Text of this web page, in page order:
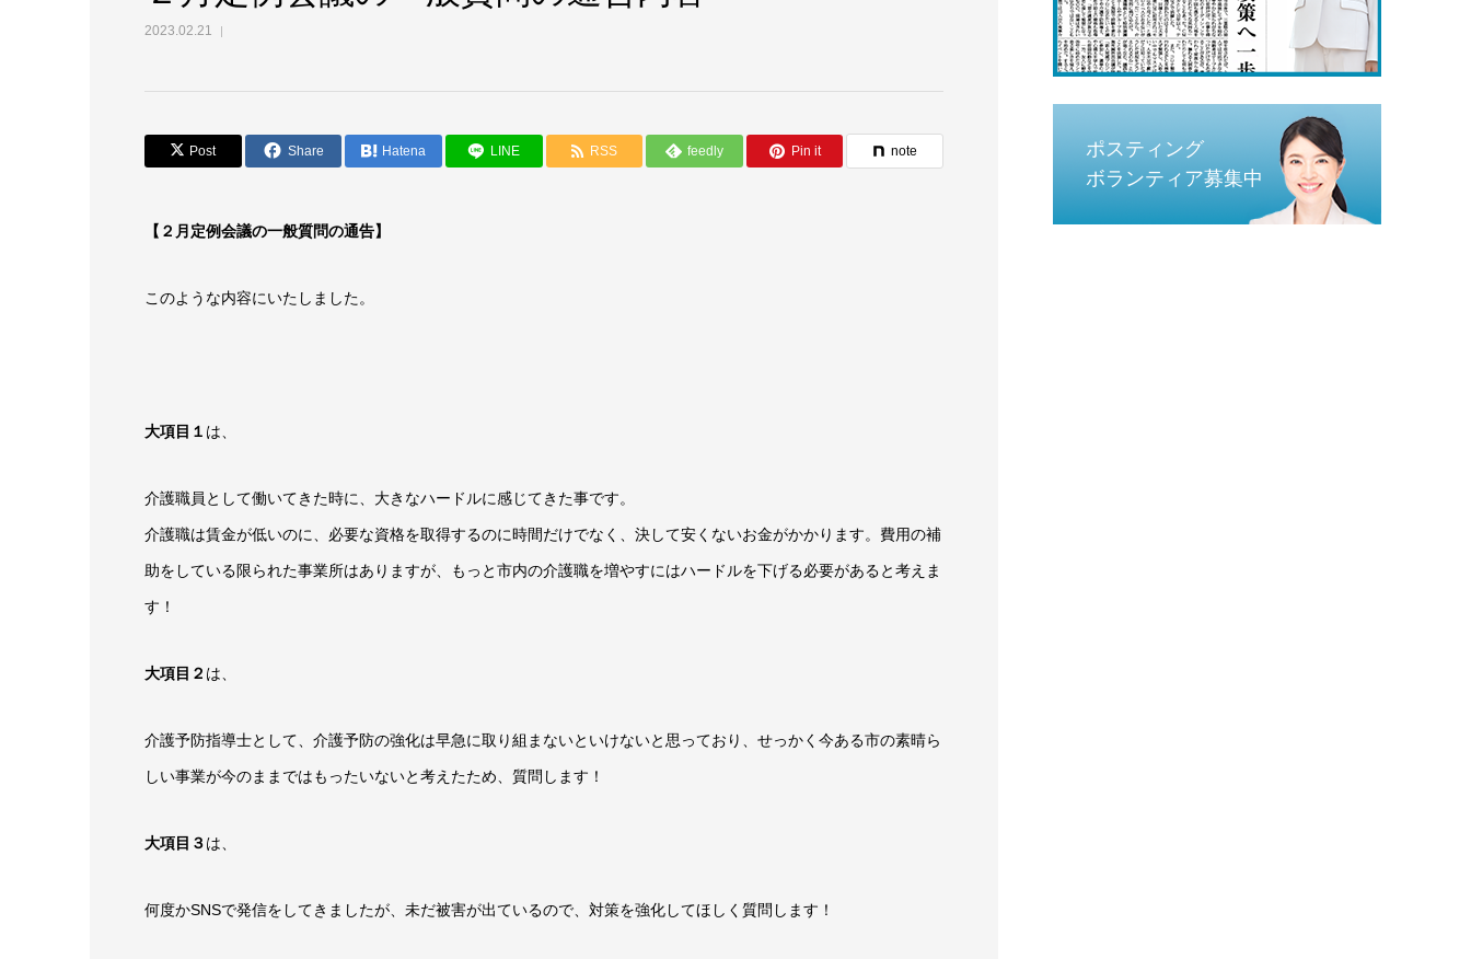
2023.02.21
Post Share Hatena LINE RSS feedly Pin it note
【２月定例会議の一般質問の通告】
このような内容にいたしました。
大項目１ は、
介護職員として働いてきた時に、大きなハードルに感じてきた事です。
介護職は賃金が低いのに、必要な資格を取得するのに時間だけでなく、決して安くないお金がかかります。費用の補
助をしている限られた事業所はありますが、もっと市内の介護職を増やすにはハードルを下げる必要があると考えま
す！
大項目２ は、
介護予防指導士として、介護予防の強化は早急に取り組まないといけないと思っており、せっかく今ある市の素晴ら
しい事業が今のままではもったいないと考えたため、質問します！
大項目３は、
何度かSNSで発信をしてきましたが、未だ被害が出ているので、対策を強化してほしく質問します！
ポスティング
ボランティア募集中